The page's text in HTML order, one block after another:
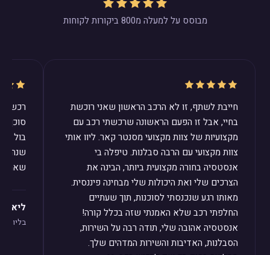
מבוסס על למעלה מ800 ביקורות לקוחות
חייבת לשתף, זו לא הרכב הראשון שאני רוכשת
בחיי, אבל זו הפעם הראשונה שרכשתי רכב עם
מקצועיות של צוות מקצועי מסנטר קאר. ליוו אותי
צוות מקצועי עם הרבה סבלנות. טיפלה בי
אנסטסיה בחורה מקצועית ביותר, הבינה את
הצרכים שלי ואת היכולות שלי מבחינה פיננסית.
מאותו רגע שנכנסתי לסוכנות, תוך שעתיים
החלפתי רכב שלא האמנתי שזה בכלל קורה!
אנסטסיה אהובה שלי, תודה רבה על השירות,
הסבלנות, האדיבות והשירות המדהים שלך.
רכשנו
סוכן
בול
שנהיה
ליאת
בליווי